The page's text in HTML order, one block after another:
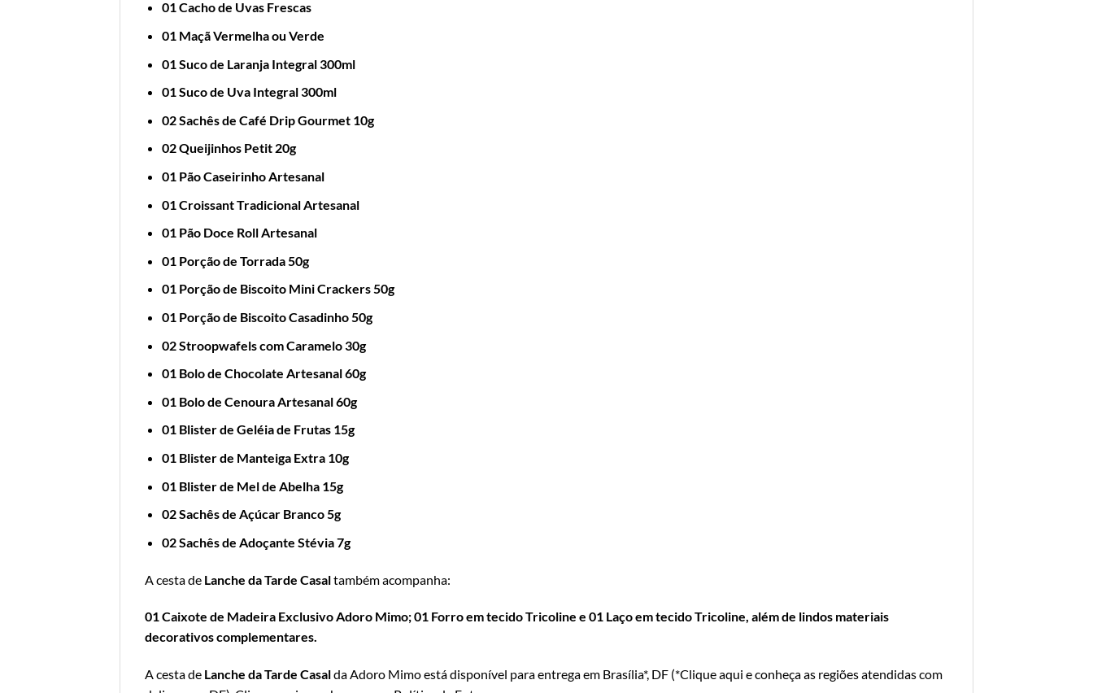
01 Cacho de Uvas Frescas
01 Maçã Vermelha ou Verde
01 Suco de Laranja Integral 300ml
01 Suco de Uva Integral 300ml
02 Sachês de Café Drip Gourmet 10g
02 Queijinhos Petit 20g
01 Pão Caseirinho Artesanal
01 Croissant Tradicional Artesanal
01 Pão Doce Roll Artesanal
01 Porção de Torrada 50g
01 Porção de Biscoito Mini Crackers 50g
01 Porção de Biscoito Casadinho 50g
02 Stroopwafels com Caramelo 30g
01 Bolo de Chocolate Artesanal 60g
01 Bolo de Cenoura Artesanal 60g
01 Blister de Geléia de Frutas 15g
01 Blister de Manteiga Extra 10g
01 Blister de Mel de Abelha 15g
02 Sachês de Açúcar Branco 5g
02 Sachês de Adoçante Stévia 7g
A cesta de Lanche da Tarde Casaltambém acompanha:
01 Caixote de Madeira Exclusivo Adoro Mimo; 01 Forro em tecido Tricoline e 01 Laço em tecido Tricoline, além de lindos materiais
decorativos complementares.
A cesta de Lanche da Tarde Casalda Adoro Mimo está disponível para entrega em Brasília*, DF (*Clique aqui e conheça as regiões atendidas com